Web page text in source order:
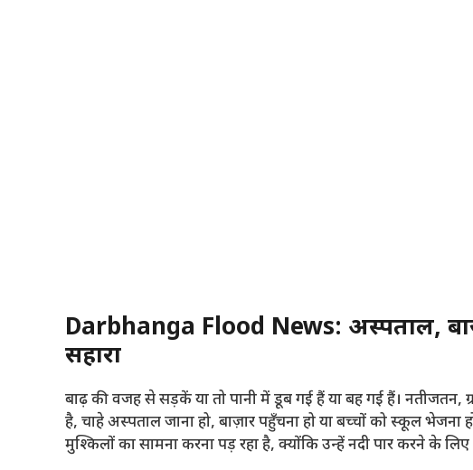
Darbhanga Flood News: अस्पताल,
सहारा
बाढ़ की वजह से सड़कें या तो पानी में डूब गई हैं या बह गई हैं। नतीजतन,
है, चाहे अस्पताल जाना हो, बाज़ार पहुँचना हो या बच्चों को स्कूल भेजना
मुश्किलों का सामना करना पड़ रहा है, क्योंकि उन्हें नदी पार करने के